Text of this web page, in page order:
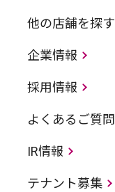
他の店舗を探す
企業情報
採用情報
よくあるご質問
IR情報
テナント募集